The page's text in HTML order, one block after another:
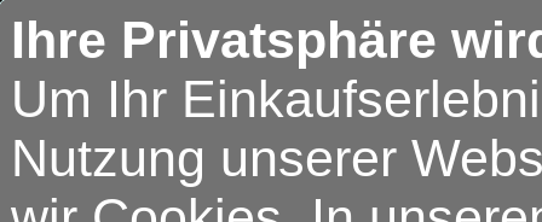
Ihre Privatsphäre
Um Ihr
Nutzung unserer